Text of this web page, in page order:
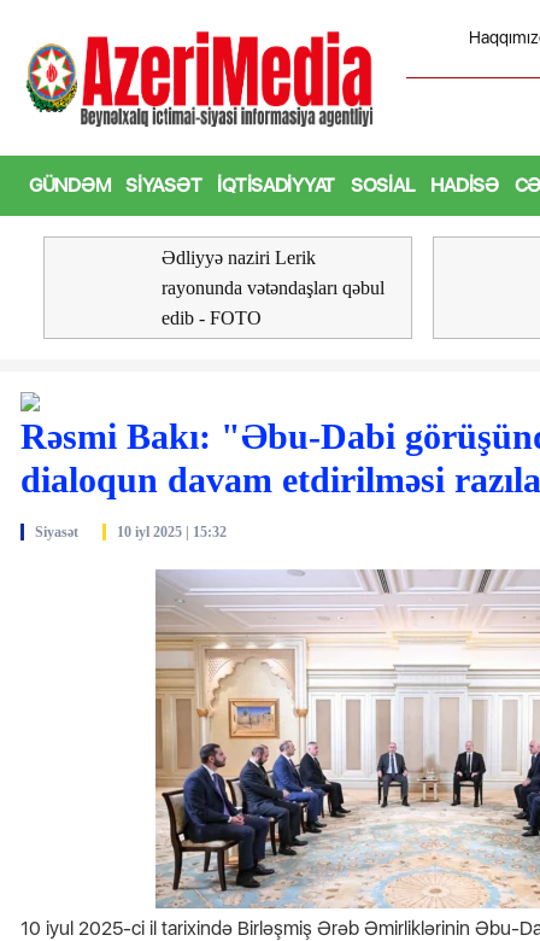
sənədlər mübadilə edilib - FOTO
GÜNDƏM SIYASƏT İQTISADIYYAT SOSIAL HADISƏ
Ədliyyə naziri Lerik
rayonunda vətəndaşları qəbul
edib - FOTO
Rəsmi Bakı: "Əbu-Dabi
dialoqun davam etdirilməsi
Siyasət 10 iyl 2025 | 15:32
10 iyul 2025-ci il tarixində Birləşmiş Ərəb Əmirliklərinin Əbu-
Azərbaycanda 10 min manatlıq
əməkhaqqı ilə işçi axtarılır